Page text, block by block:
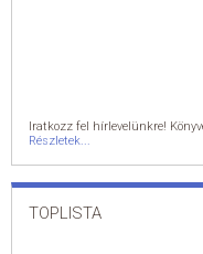
Iratkozz fel hírlevelünkre!
Részletek...
TOPLISTA